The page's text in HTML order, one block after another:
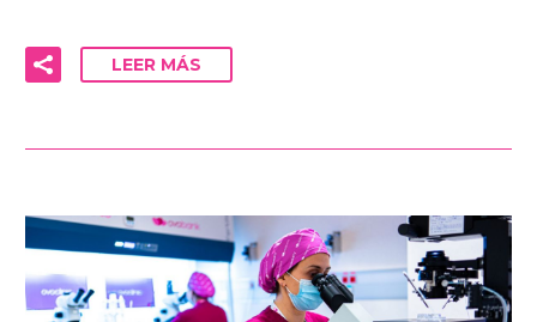
LEER MÁS